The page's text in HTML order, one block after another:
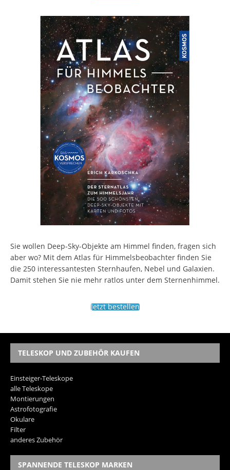
Sie wollen Deep-Sky-Objekte am Himmel finden, fragen sich
aber wo? Mit dem Atlas für Himmelsbeobachter finden Sie
die 250 interessantesten Sternhaufen, Nebel und Galaxien.
Damit stehen Sie nie mehr ratlos unter dem Sternenhimmel.
Jetzt bestellen
TELESKOP UND ZUBEHÖR KAUFEN
Einsteiger-Teleskope
alle Teleskope
Montierungen
Astrofotografie
Okulare
Filter
anderes Zubehör
SPANNENDE TELESKOP MARKEN